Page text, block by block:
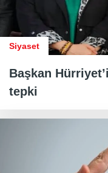
Siyaset
Başkan
tepki